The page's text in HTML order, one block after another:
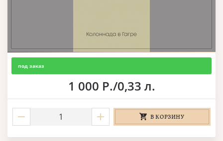
под заказ
1 000 Р./0,33 л.
В КОРЗИНУ